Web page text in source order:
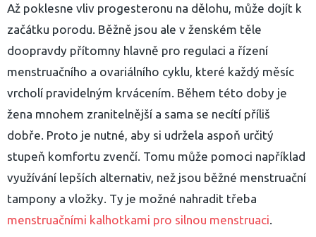
Až poklesne vliv progesteronu na dělohu, může dojít k
začátku porodu. Běžně jsou ale v ženském těle
doopravdy přítomny hlavně pro regulaci a řízení
menstruačního a ovariálního cyklu, které každý měsíc
vrcholí pravidelným krvácením. Během této doby je
žena mnohem zranitelnější a sama se necítí příliš
dobře. Proto je nutné, aby si udržela aspoň určitý
stupeň komfortu zvenčí. Tomu může pomoci například
využívání lepších alternativ, než jsou běžné menstruační
tampony a vložky. Ty je možné nahradit třeba
menstruačními kalhotkami pro silnou menstruaci